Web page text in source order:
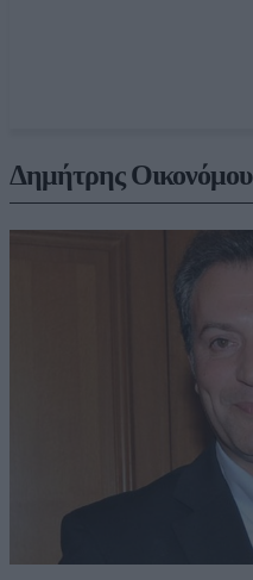
Δημήτρης Οικονόμου